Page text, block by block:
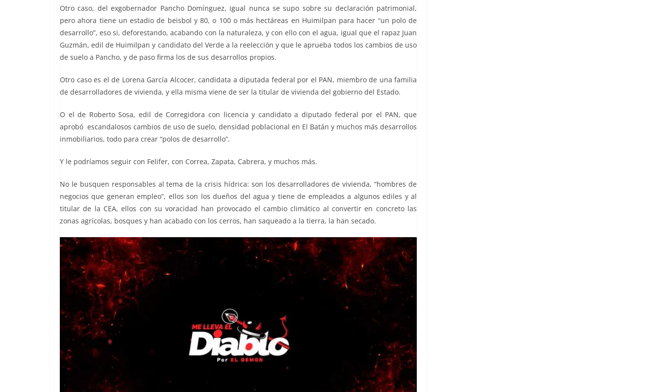
Otro caso, del exgobernador Pancho Domínguez, igual nunca se supo sobre su declaración patrimonial,
pero ahora tiene un estadio de beisbol y 80, o 100 o más hectáreas en Huimilpan para hacer “un polo de
desarrollo”, eso si, deforestando, acabando con la naturaleza, y con ello con el agua, igual que el rapaz Juan
Guzmán, edil de Huimilpan y candidato del Verde a la reelección y que le aprueba todos los cambios de uso
de suelo a Pancho, y de paso firma los de sus desarrollos propios.
Otro caso es el de Lorena García Alcocer, candidata a diputada federal por el PAN, miembro de una familia
de desarrolladores de vivienda, y ella misma viene de ser la titular de vivienda del gobierno del Estado.
O el de Roberto Sosa, edil de Corregidora con licencia y candidato a diputado federal por el PAN, que
aprobó escandalosos cambios de uso de suelo, densidad poblacional en El Batán y muchos más desarrollos
inmobiliarios, todo para crear “polos de desarrollo”.
Y le podríamos seguir con Felifer, con Correa, Zapata, Cabrera, y muchos más.
No le busquen responsables al tema de la crisis hídrica: son los desarrolladores de vivienda, “hombres de
negocios que generan empleo”, ellos son los dueños del agua y tiene de empleados a algunos ediles y al
titular de la CEA, ellos con su voracidad han provocado el cambio climático al convertir en concreto las
zonas agrícolas, bosques y han acabado con los cerros, han saqueado a la tierra, la han secado.